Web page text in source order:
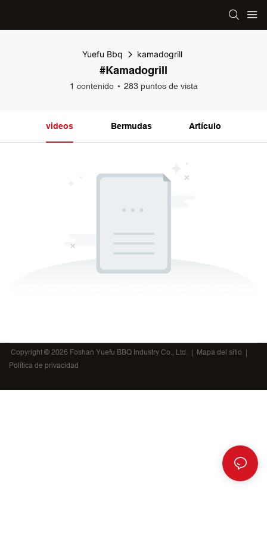
Yuefu Bbq kamadogrill
#kamadogrill
1 contenido 283 puntos de vista
videos Bermudas Artículo
Copyright © 2026 Foshan Yuefu BBQ Industry Co., Ltd. | Mapa del sitio
Política de privacidad